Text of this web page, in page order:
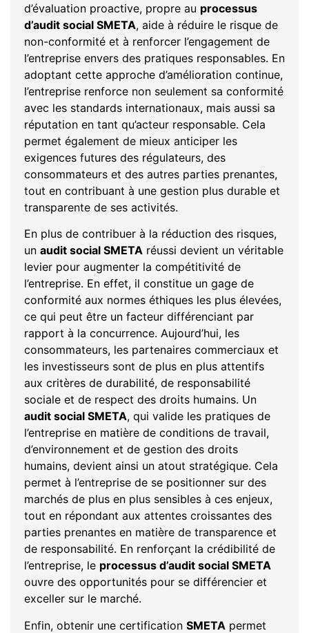
d’évaluation proactive, propre au processus
d’audit social SMETA, aide à réduire le risque de
non-conformité et à renforcer l’engagement de
l’entreprise envers des pratiques responsables. En
adoptant cette approche d’amélioration continue,
l’entreprise renforce non seulement sa conformité
avec les standards internationaux, mais aussi sa
réputation en tant qu’acteur responsable. Cela
permet également de mieux anticiper les
exigences futures des régulateurs, des
consommateurs et des autres parties prenantes,
tout en contribuant à une gestion plus durable et
transparente de ses activités.
En plus de contribuer à la réduction des risques,
un audit social SMETA réussi devient un véritable
levier pour augmenter la compétitivité de
l’entreprise. En effet, il constitue un gage de
conformité aux normes éthiques les plus élevées,
ce qui peut être un facteur différenciant par
rapport à la concurrence. Aujourd’hui, les
consommateurs, les partenaires commerciaux et
les investisseurs sont de plus en plus attentifs
aux critères de durabilité, de responsabilité
sociale et de respect des droits humains. Un
audit social SMETA, qui valide les pratiques de
l’entreprise en matière de conditions de travail,
d’environnement et de gestion des droits
humains, devient ainsi un atout stratégique. Cela
permet à l’entreprise de se positionner sur des
marchés de plus en plus sensibles à ces enjeux,
tout en répondant aux attentes croissantes des
parties prenantes en matière de transparence et
de responsabilité. En renforçant la crédibilité de
l’entreprise, le processus d’audit social SMETA
ouvre des opportunités pour se différencier et
exceller sur le marché.
Enfin, obtenir une certification SMETA permet